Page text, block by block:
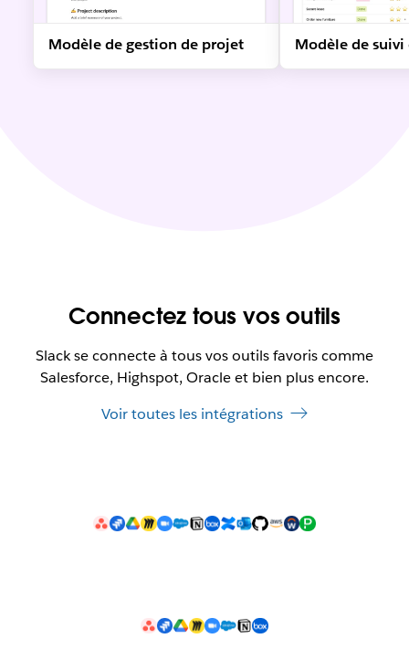
Modèle de gestion de projet Modèle de
Connectez tous vos outils
Slack se connecte à tous vos outils favoris comme
Salesforce, Highspot, Oracle et bien plus encore.
Voir toutes les intégrations